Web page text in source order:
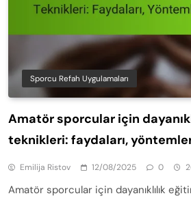
Sporcu Refah Uygulamaları
Amatör sporcular için
teknikleri: faydaları,
Emilija Ristov 12/08/2025 0
Amatör sporcular için dayanıklılık